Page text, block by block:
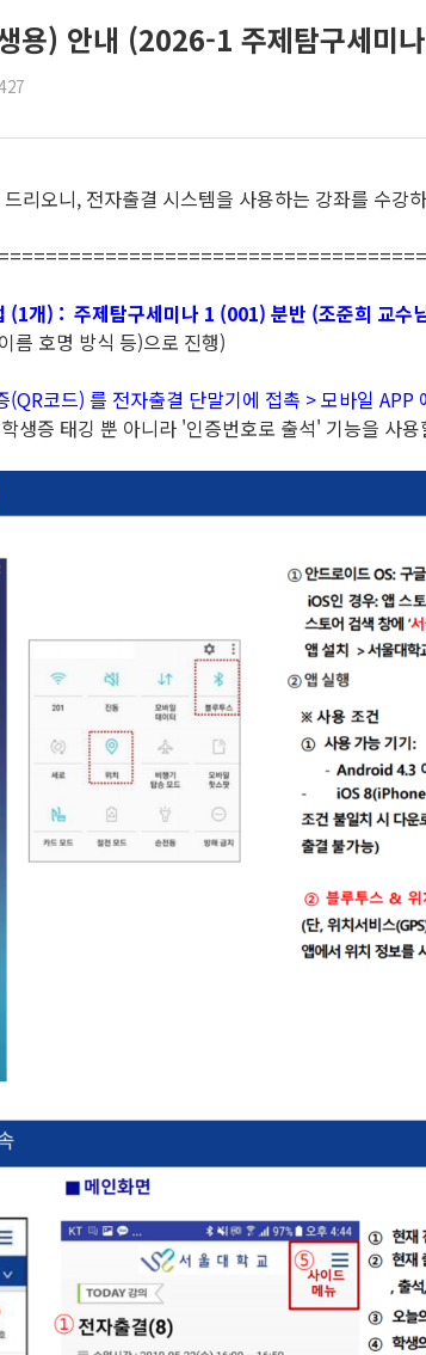
용) 안내 (2026-1 주제탐구세미
리오니, 전자출결 시스템을 사용하는 강좌를 수강
개) : 주제탐구세미나 1 (001) 분반 (조준희 교수
호명 방식 등)으로 진행)
코드) 를 전자출결 단말기에 접촉 > 모바일 APP
생증 태깅 뿐 아니라 '인증번호로 출석' 기능을 사